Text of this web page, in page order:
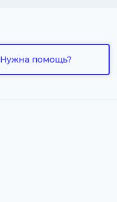
Нужна помощь?